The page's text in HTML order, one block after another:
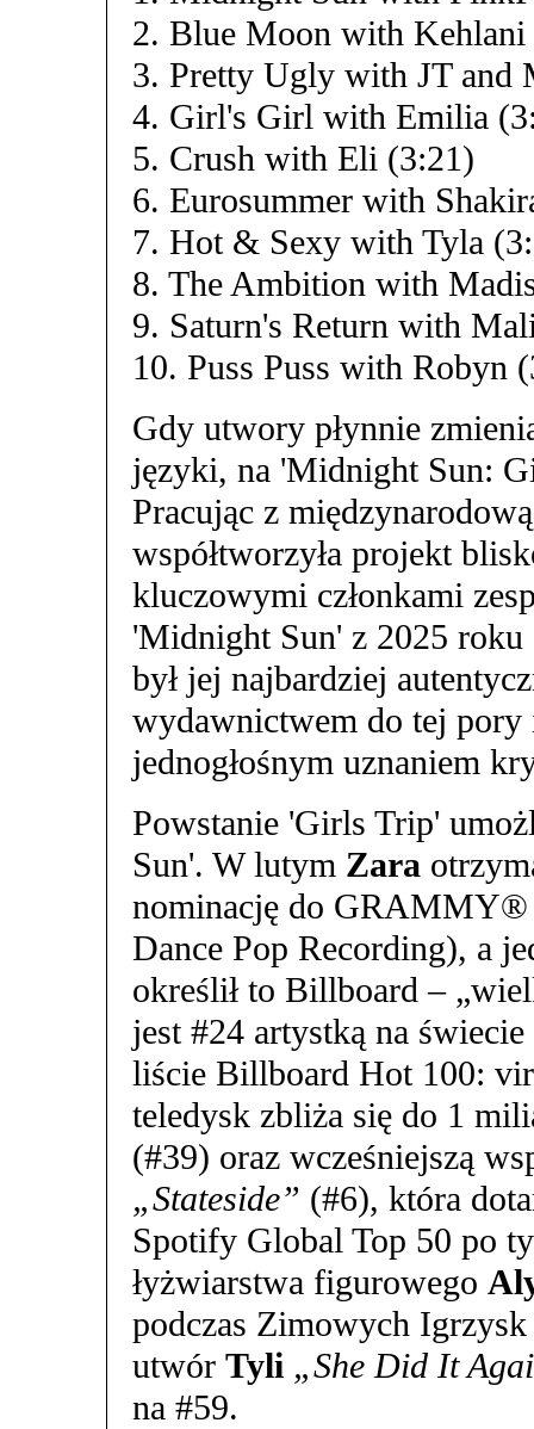
2. Blue Moon with Kehlani
3. Pretty Ugly with JT and
4. Girl's Girl with Emilia
5. Crush with Eli (3:21)
6. Eurosummer with
7. Hot & Sexy with Tyla
8. The Ambition with
9. Saturn's Return with
10. Puss Puss with Robyn
Gdy utwory płynnie
języki, na 'Midnight Sun:
Pracując z
współtworzyła projekt
kluczowymi członkami
'Midnight Sun' z 2025
był jej najbardziej
wydawnictwem do tej pory
jednogłośnym uznaniem
Powstanie 'Girls Trip'
Sun'. W lutym Zara
nominację do
Dance Pop Recording), a
określił to Billboard –
jest #24 artystką na
liście Billboard Hot 100:
teledysk zbliża się do 1
(#39) oraz wcześniejszą
„Stateside” (#6), która
Spotify Global Top 50 po
łyżwiarstwa figurowego
podczas Zimowych
utwór Tyli „She Did It
na #59.